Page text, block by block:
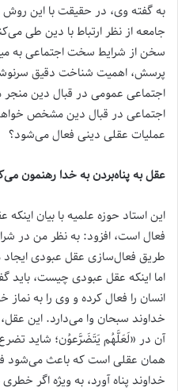
به گفته وی، در حقیقت با این
جامعه از نظر ارتباط با دین طی
سخن از شرایط سخت اجتماعی به
پرسش، اهمیت شناخت دقیق
اجتماعی عمومی در قبال دین
اجتماعی در قبال دین مشخص
عملیات عقلی دینی فعال می‌شود؟
عقل به پناه‌بردن به خدا رهنمون
این استاد حوزه علمیه با بیان
فعال است، افزود: به نظر من در
طریق فعال‌سازی عقل عبودی ایجاد
اما اینکه عقل عبودی چیست،
انسان را فعال کرده و وی را به
خداوند سبحان وا می‌دارد. این
آن در «لَعَلَّهُم یَتَضَرَّعوُن؛ شاید
همان عقلی است که باعث می‌شود
خداوند پناه آورد، به ویژه اگر